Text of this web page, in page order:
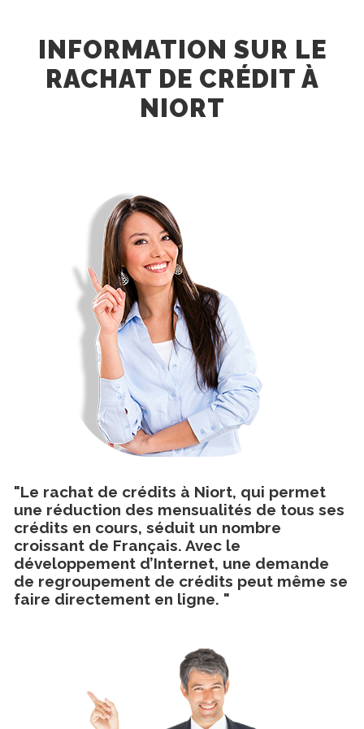
INFORMATION SUR LE
RACHAT DE CRÉDIT À
NIORT
"Le rachat de crédits à Niort, qui permet
une réduction des mensualités de tous ses
crédits en cours, séduit un nombre
croissant de Français. Avec le
développement d’Internet, une demande
de regroupement de crédits peut même se
faire directement en ligne. "